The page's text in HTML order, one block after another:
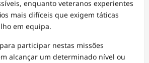
enquanto veteranos experientes
mais difíceis que exigem táticas
em equipa.
participar nestas missões
alcançar um determinado nível ou